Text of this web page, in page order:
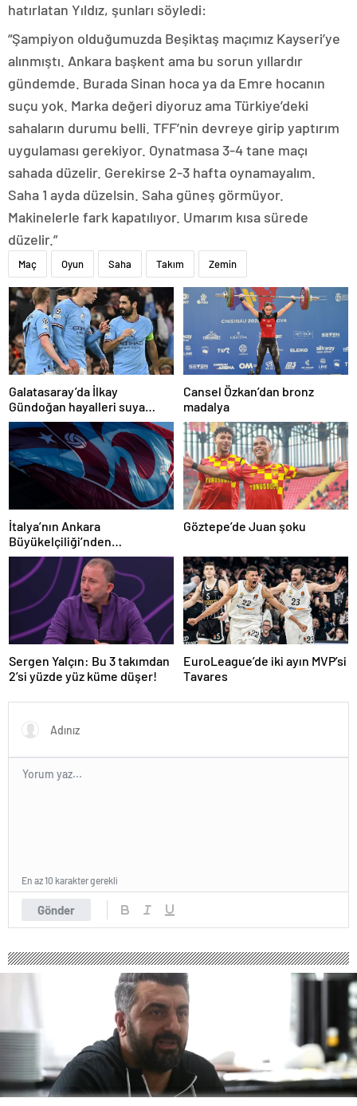
hatırlatan Yıldız, şunları söyledi:
“Şampiyon olduğumuzda Beşiktaş maçımız Kayseri’ye
alınmıştı. Ankara başkent ama bu sorun yıllardır
gündemde. Burada Sinan hoca ya da Emre hocanın
suçu yok. Marka değeri diyoruz ama Türkiye’deki
sahaların durumu belli. TFF’nin devreye girip yaptırım
uygulaması gerekiyor. Oynatmasa 3-4 tane maçı
sahada düzelir. Gerekirse 2-3 hafta oynamayalım.
Saha 1 ayda düzelsin. Saha güneş görmüyor.
Makinelerle fark kapatılıyor. Umarım kısa sürede
düzelir.”
Maç Oyun Saha Takım Zemin
Galatasaray’da İlkay
Gündoğan hayalleri suya
düştü
Cansel Özkan’dan bronz
madalya
İtalya’nın Ankara
Büyükelçiliği’nden
Trabzonspor’a teşekkür
Göztepe’de Juan şoku
Sergen Yalçın: Bu 3 takımdan
2’si yüzde yüz küme düşer!
EuroLeague’de iki ayın MVP’si
Tavares
Gönder
En az 10 karakter gerekli